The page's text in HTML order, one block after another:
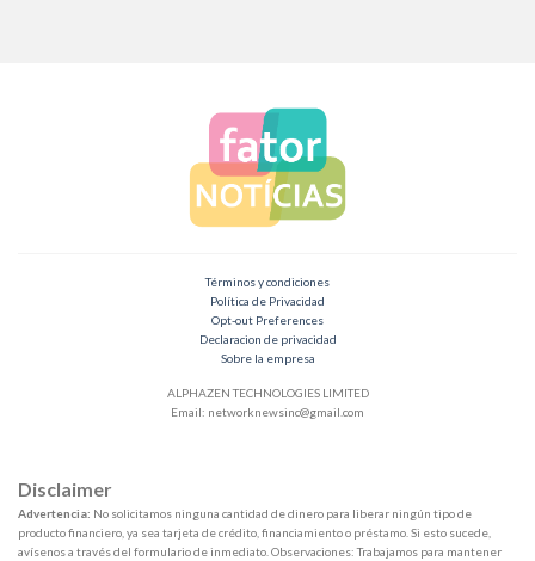
Términos y condiciones
Política de Privacidad
Opt-out Preferences
Declaracion de privacidad
Sobre la empresa
ALPHAZEN TECHNOLOGIES LIMITED
Email: networknewsinc@gmail.com
Disclaimer
Advertencia: No solicitamos ninguna cantidad de dinero para liberar ningún tipo de
producto financiero, ya sea tarjeta de crédito, financiamiento o préstamo. Si esto sucede,
avísenos a través del formulario de inmediato. Observaciones: Trabajamos para mantener